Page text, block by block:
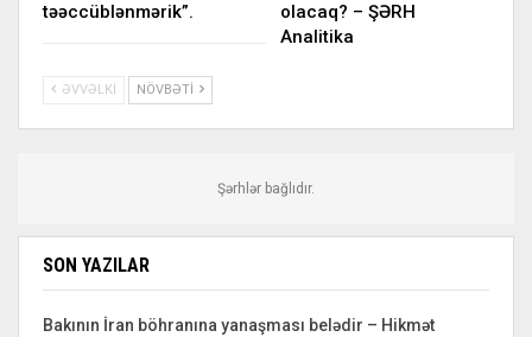
təəccüblənmərik”.
olacaq? – ŞƏRH
Analitika
ƏVVƏLKI NÖVBƏTI
Şərhlər bağlıdır.
SON YAZILAR
Bakının İran böhranına yanaşması belədir – Hikmət